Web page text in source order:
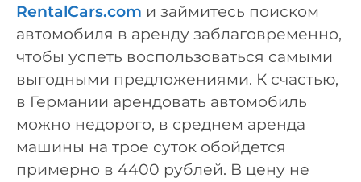
RentalCars.com и займитесь поиском
автомобиля в аренду заблаговременно,
чтобы успеть воспользоваться самыми
выгодными предложениями. К счастью,
в Германии арендовать автомобиль
можно недорого, в среднем аренда
машины на трое суток обойдется
примерно в 4400 рублей. В цену не